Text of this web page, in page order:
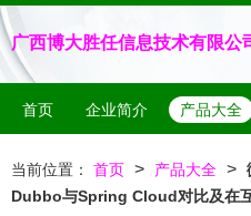
广西博大胜任信息技术有限公
首页 企业简介 产品大全
当前位置： 首页 > 产品大全 >
Dubbo与Spring Cloud对比及在